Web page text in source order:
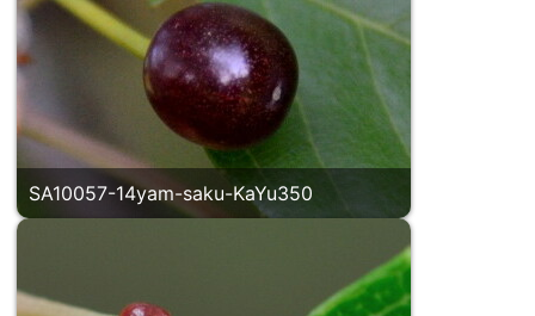
SA10057-14yam-saku-KaYu350